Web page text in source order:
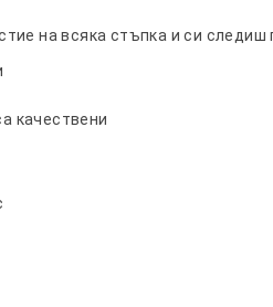
на всяка стъпка и си следиш
качествени